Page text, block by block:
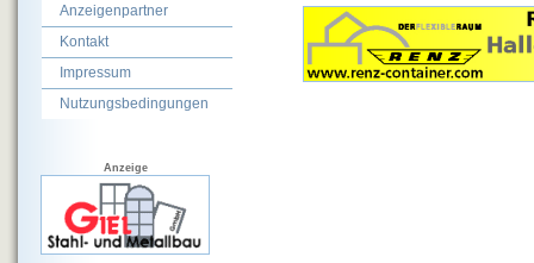
Anzeigenpartner
Kontakt
Impressum
Nutzungsbedingungen
Anzeige